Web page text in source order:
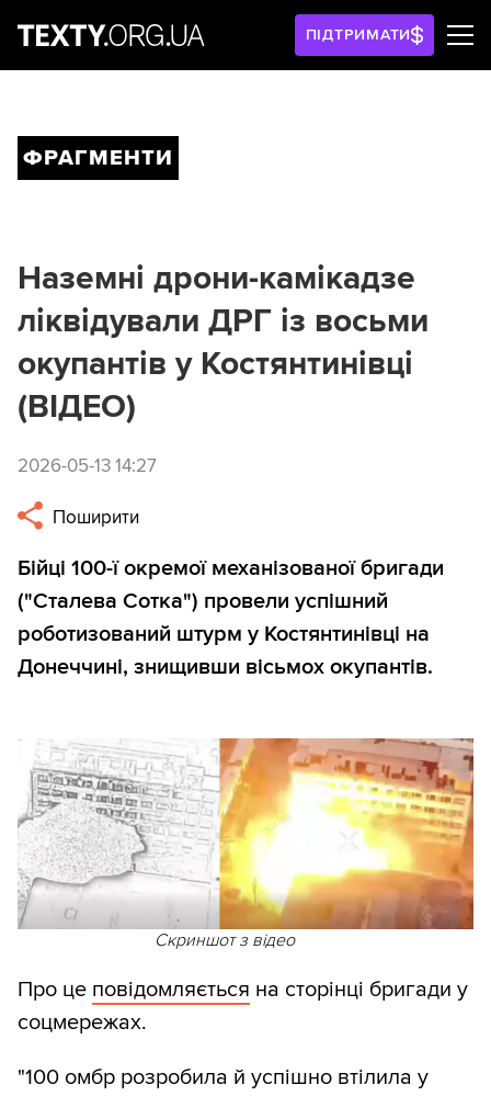
ПІДТРИМАТИ
ФРАГМЕНТИ
Наземні дрони-камікадзе
ліквідували ДРГ із восьми
окупантів у Костянтинівці
(ВІДЕО)
2026-05-13 14:27
Поширити
Бійці 100-ї окремої механізованої бригади
("Сталева Сотка") провели успішний
роботизований штурм у Костянтинівці на
Донеччині, знищивши вісьмох окупантів.
Скриншот з відео
Про це повідомляється на сторінці бригади у
соцмережах.
"100 омбр розробила й успішно втілила у